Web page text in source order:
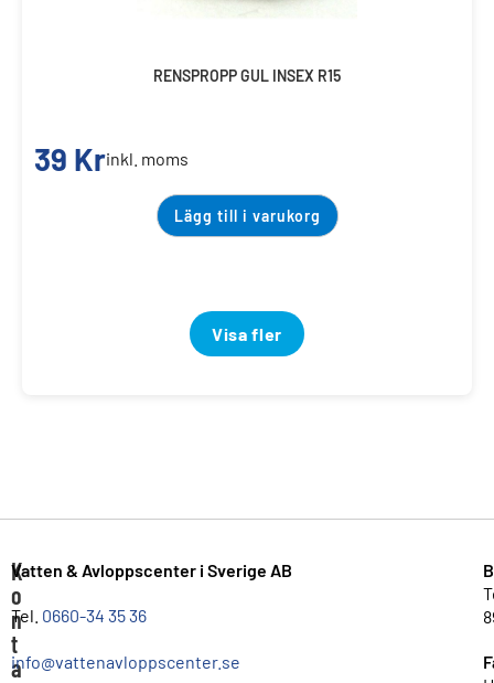
RENSPROPP GUL INSEX R15
39 Krinkl. moms
Lägg till i varukorg
Visa fler
K
o
n
t
a
Vatten & Avloppscenter i Sverige AB
Tel. 0660-34 35 36
info@vattenavloppscenter.se